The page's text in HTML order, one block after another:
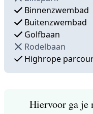
Binnenzwembad
Buitenzwembad
Golfbaan
Rodelbaan
Highrope
Hiervoor ga je